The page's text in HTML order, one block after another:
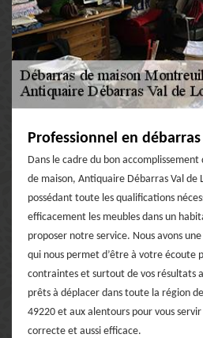
Professionnel en
Dans le cadre du bon
de maison, Antiquaire Débarras Val
possédant toute les qualifications
efficacement les meubles dans un
proposer notre service. Nous avons
qui nous permet d’être à votre écoute
contraintes et surtout de vos résultats
prêts à déplacer dans toute la région
49220 et aux alentours pour vous
correcte et aussi efficace.